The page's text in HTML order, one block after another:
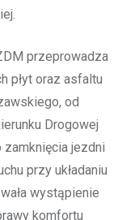
przeprowadza
płyt oraz asfaltu
od
Drogowej
zamknięcia jezdni
przy układaniu
wystąpienie
komfortu